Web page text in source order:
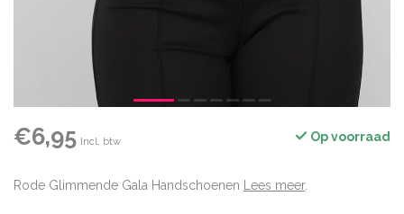
€6,95 Incl. btw Op voorraad
Rode Glimmende Gala Handschoenen Lees meer.